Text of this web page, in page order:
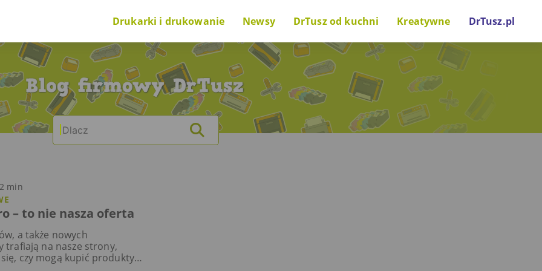
Drukarki i drukowanie
Poradnik na start
O drukarkach i drukowaniu
O tuszach i tonerach
Newsy
Nowinki drukarkowe
Ciekawostki technologiczne
DrTusz od kuchni
Za kulisami
Projekty i inicjatywy
Głos naszych gości
Kreatywne
Zrób to sam
Gry i zabawy
DrTusz.pl
Search
for:
2 min
– to nie nasza oferta
a także nowych
trafiają na nasze strony,
czy mogą kupić produkty